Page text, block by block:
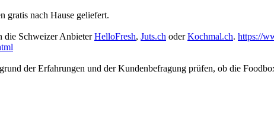
gratis nach Hause geliefert.
die Schweizer AnbieterHelloFresh, Juts.ch oderKochmal.ch. https://
der Erfahrungen und der Kundenbefragung prüfen, ob die